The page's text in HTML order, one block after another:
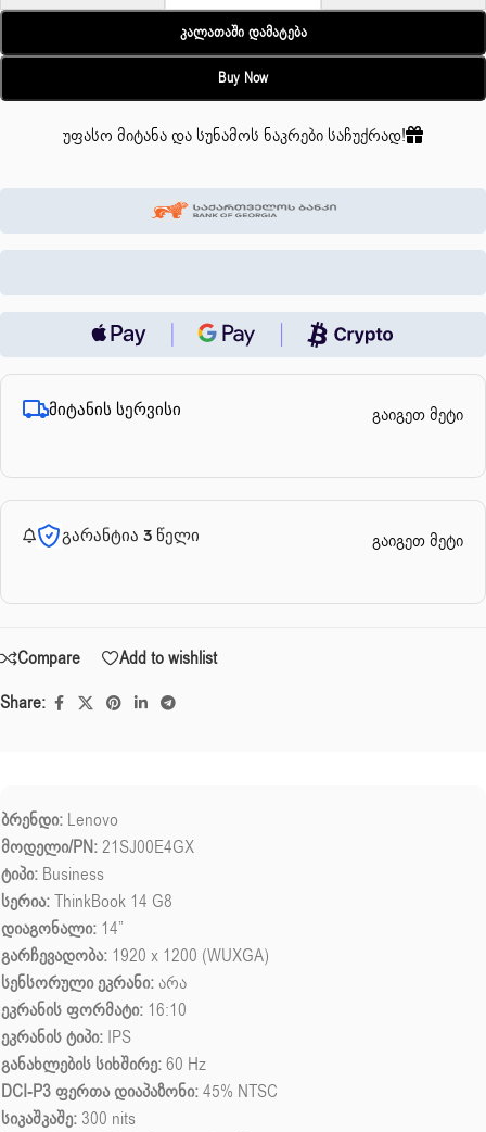
Კალათაში Დამატება
Buy Now
უფასო მიტანა და სუნამოს ნაკრები საჩუქრად!
მიტანის სერვისი გაიგეთ მეტი
გარანტია 3 წელი გაიგეთ მეტი
Compare
Add to wishlist
Share:
ბრენდი: Lenovo
მოდელი/PN:21SJ00E4GX
ტიპი: Business
სერია:ThinkBook 14 G8
დიაგონალი: 14”
გარჩევადობა: 1920 x 1200 (WUXGA)
სენსორული ეკრანი:არა
ეკრანის ფორმატი: 16:10
ეკრანის ტიპი: IPS
განახლების სიხშირე:60 Hz
DCI-P3 ფერთა დიაპაზონი:45% NTSC
სიკაშკაშე: 300 nits